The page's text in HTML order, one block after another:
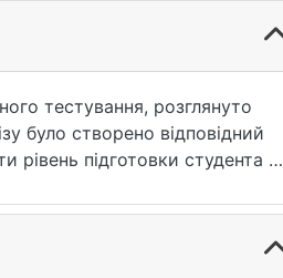
було створено відповідний
підготовки студента за
онлайн-курсу
балів, що економить